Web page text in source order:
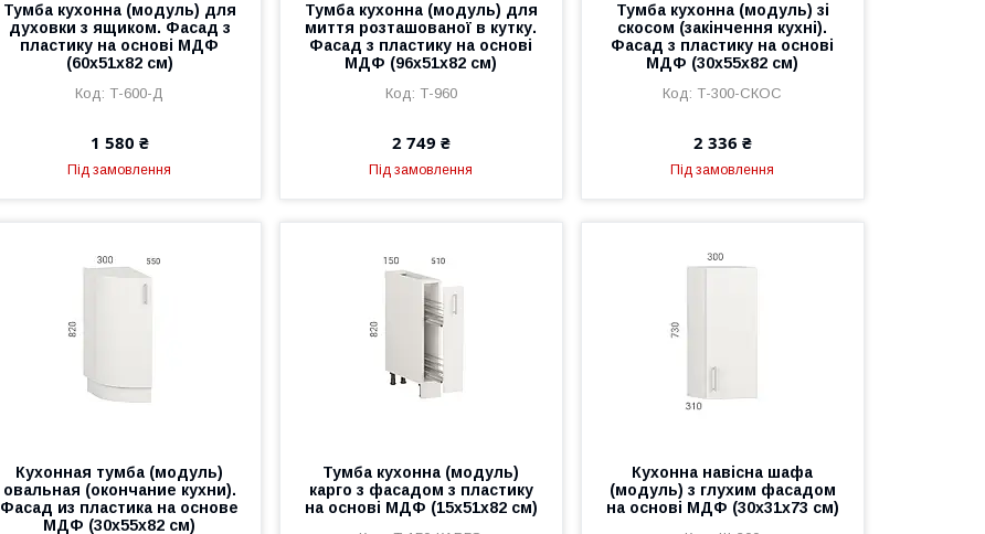
Тумба кухонна (модуль) для
духовки з ящиком. Фасад з
пластику на основі МДФ
(60х51х82 см)
Т-600-Д
1 580 ₴
Під замовлення
Тумба кухонна (модуль) для
миття розташованої в кутку.
Фасад з пластику на основі
МДФ (96х51х82 см)
Т-960
2 749 ₴
Під замовлення
Тумба кухонна (модуль) зі
скосом (закінчення кухні).
Фасад з пластику на основі
МДФ (30х55х82 см)
Т-300-СКОС
2 336 ₴
Під замовлення
Кухонная тумба (модуль)
овальная (окончание кухни).
Фасад из пластика на основе
МДФ (30х55х82 см)
Тумба кухонна (модуль)
карго з фасадом з пластику
на основі МДФ (15х51х82 см)
Кухонна навісна шафа
(модуль) з глухим фасадом
на основі МДФ (30х31х73 см)